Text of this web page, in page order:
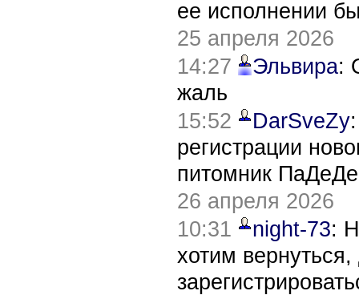
ее исполнении
25 апреля 2026
14:27
Эльвира:
жаль
15:52
DarSveZy
регистрации
питомник
26 апреля 2026
10:31
night-73:
хотим